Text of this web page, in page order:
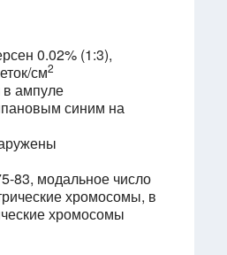
0.02% (1:3),
см2
в ампуле
синим на
83, модальное число
хромосомы, в
хромосомы